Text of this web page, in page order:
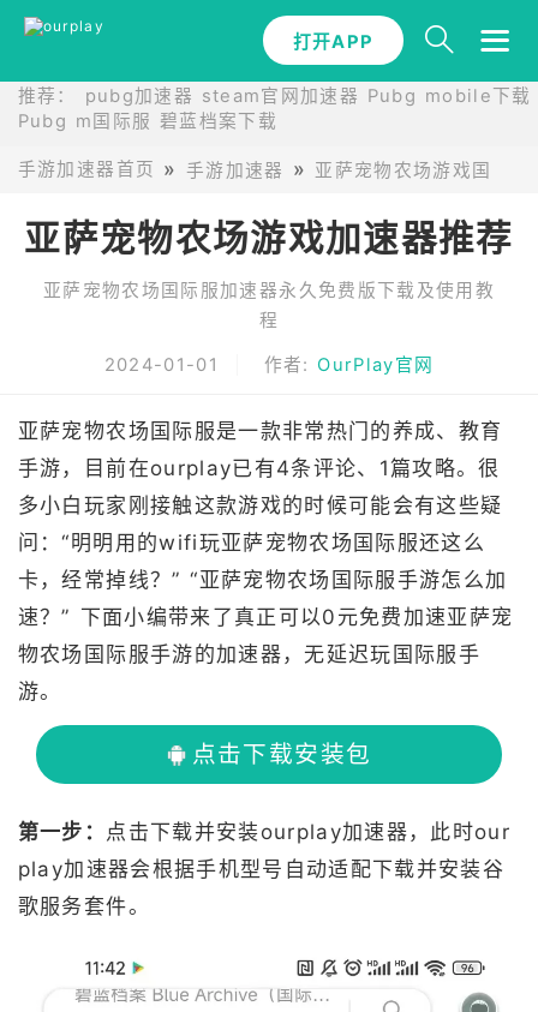
打开APP
推荐： pubg加速器 steam官网加速器 Pubg mobile下载
Pubg m国际服 碧蓝档案下载
手游加速器首页 手游加速器 亚萨宠物农场游戏国际服
亚萨宠物农场游戏加速器推荐
亚萨宠物农场国际服加速器永久免费版下载及使用教
程
2024-01-01 作者: OurPlay官网
亚萨宠物农场国际服是一款非常热门的养成、教育
手游，目前在ourplay已有4条评论、1篇攻略。很
多小白玩家刚接触这款游戏的时候可能会有这些疑
问：“明明用的wifi玩亚萨宠物农场国际服还这么
卡，经常掉线？” “亚萨宠物农场国际服手游怎么加
速？” 下面小编带来了真正可以0元免费加速亚萨宠
物农场国际服手游的加速器，无延迟玩国际服手
游。
点击下载安装包
第一步： 点击下载并安装ourplay加速器，此时our
play加速器会根据手机型号自动适配下载并安装谷
歌服务套件。